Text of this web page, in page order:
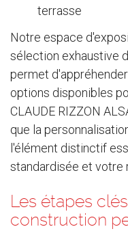
terrasse
Notre espace
sélection exhaustive
permet
options disponibles
CLAUDE RIZZON
que la
l'élément distinctif
standardisée et votre
Les étapes
construction